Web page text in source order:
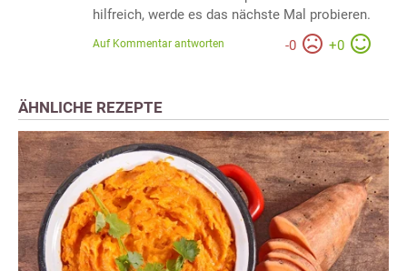
hilfreich, werde es das nächste Mal probieren.
-0 +0
Auf Kommentar antworten
ÄHNLICHE REZEPTE